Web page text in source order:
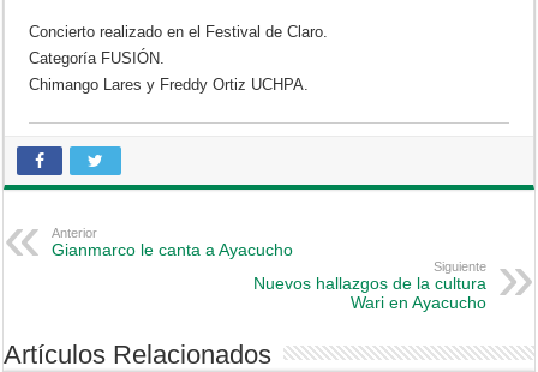
Concierto realizado en el Festival de Claro.
Categoría FUSIÓN.
Chimango Lares y Freddy Ortiz UCHPA.
Anterior
Gianmarco le canta a Ayacucho
Siguiente
Nuevos hallazgos de la cultura
Wari en Ayacucho
Artículos Relacionados